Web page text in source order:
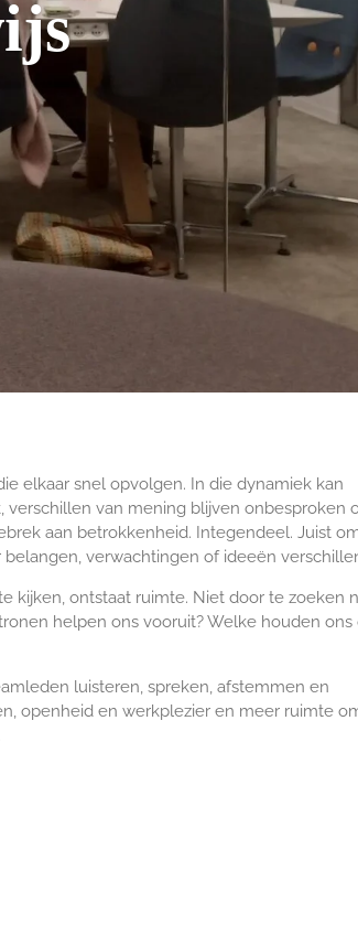
elkaar snel opvolgen. In die dynamiek kan
van mening blijven onbesproken
aan betrokkenheid. Integendeel. Juist
verwachtingen of ideeën
kijken, ontstaat ruimte. Niet door te zoeken
helpen ons vooruit? Welke houden
luisteren, spreken, afstemmen en
openheid en werkplezier en meer ruimte